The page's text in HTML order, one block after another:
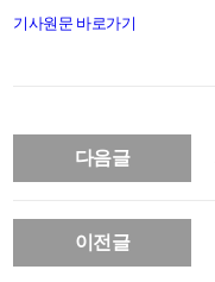
기사원문 바로가기
다음글
이전글